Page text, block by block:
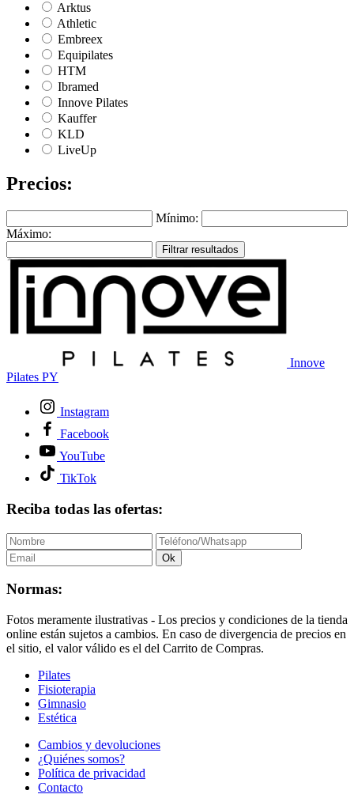
Arktus
Athletic
Embreex
Equipilates
HTM
Ibramed
Innove Pilates
Kauffer
KLD
LiveUp
Precios:
Mínimo:
Máximo:
Filtrar resultados
Innove
Pilates PY
Instagram
Facebook
YouTube
TikTok
Reciba todas las ofertas:
Ok
Normas:
Fotos meramente ilustrativas - Los precios y condiciones de la tienda
online están sujetos a cambios. En caso de divergencia de precios en
el sitio, el valor válido es el del Carrito de Compras.
Pilates
Fisioterapia
Gimnasio
Estética
Cambios y devoluciones
¿Quiénes somos?
Política de privacidad
Contacto